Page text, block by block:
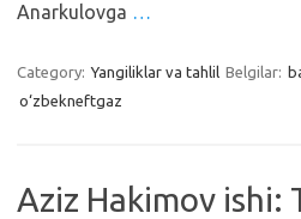
Anarkulovga …
Category: Yangiliklar va tahlil Belgilar:
o‘zbekneftgaz
Aziz Hakimov ishi: